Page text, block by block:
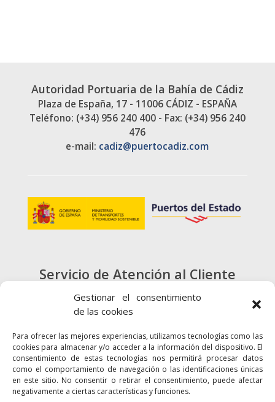
Gestionar el consentimiento
de las cookies
Para ofrecer las mejores experiencias, utilizamos tecnologías como las
cookies para almacenar y/o acceder a la información del dispositivo. El
consentimiento de estas tecnologías nos permitirá procesar datos
como el comportamiento de navegación o las identificaciones únicas
en este sitio. No consentir o retirar el consentimiento, puede afectar
negativamente a ciertas características y funciones.
Autoridad Portuaria de la Bahía de Cádiz
Plaza de España, 17 - 11006 CÁDIZ - ESPAÑA
Teléfono: (+34) 956 240 400 - Fax: (+34) 956 240
476
e-mail: cadiz@puertocadiz.com
Servicio de Atención al Cliente
900 720 415
CONTACTO